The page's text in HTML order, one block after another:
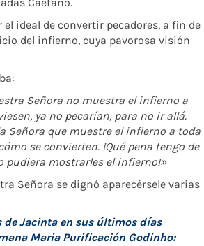
ideal de convertir pecadores, a fin de
del infierno, cuya pavorosa visión
Señora no muestra el infierno a
ya no pecarían, para no ir allá.
Señora que muestre el infierno a toda
se convierten. ¡Qué pena tengo de
pudiera mostrarles el infierno!»
Señora se dignó aparecérsele varias
de Jacinta en sus últimos días
Maria Purificación Godinho: